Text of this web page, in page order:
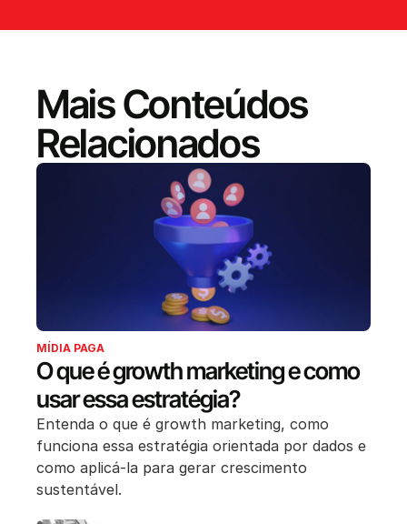
Mais Conteúdos
Relacionados
MÍDIA PAGA
O que é growth marketing e como
usar essa estratégia?
Entenda o que é growth marketing, como
funciona essa estratégia orientada por dados e
como aplicá-la para gerar crescimento
sustentável.